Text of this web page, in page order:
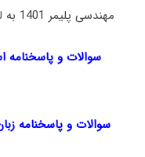
مهندسی پلیمر 1401 به لینک‌های زیر مراجعه نمایید:
سوالات و پاسخنامه
سوالات و پاسخنامه زبان عمومی